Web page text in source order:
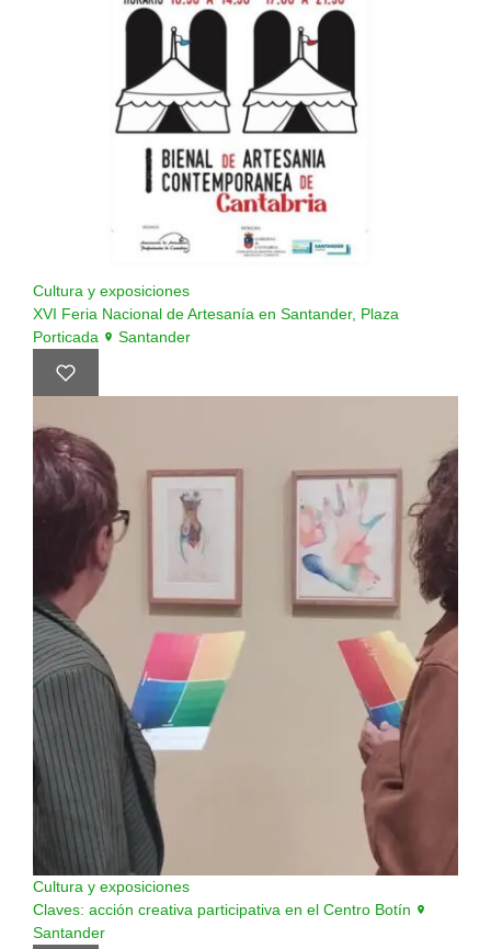
Cultura y exposiciones
XVI Feria Nacional de Artesanía en Santander, Plaza
Porticada
Santander
Cultura y exposiciones
Claves: acción creativa participativa en el Centro Botín
Santander